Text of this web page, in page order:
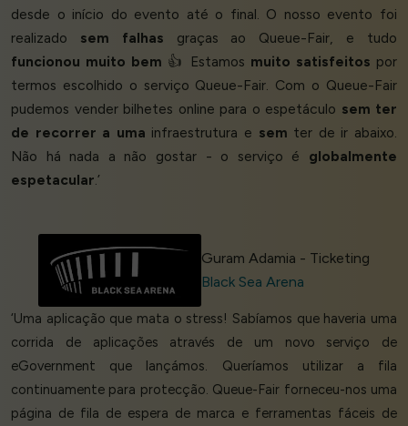
desde o início do evento até o final. O nosso evento foi
realizado sem falhas graças ao Queue-Fair, e tudo
funcionou muito bem 👍 Estamos muito satisfeitos por
termos escolhido o serviço Queue-Fair. Com o Queue-Fair
pudemos vender bilhetes online para o espetáculo sem ter
de recorrer a uma infraestrutura e sem ter de ir abaixo.
Não há nada a não gostar - o serviço é globalmente
espetacular.’
Guram Adamia - Ticketing
Black Sea Arena
‘Uma aplicação que mata o stress! Sabíamos que haveria uma
corrida de aplicações através de um novo serviço de
eGovernment que lançámos. Queríamos utilizar a fila
continuamente para protecção. Queue-Fair forneceu-nos uma
página de fila de espera de marca e ferramentas fáceis de